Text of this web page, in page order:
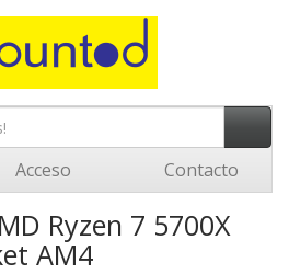
Acceso Contacto
Ryzen 7 5700X
AM4